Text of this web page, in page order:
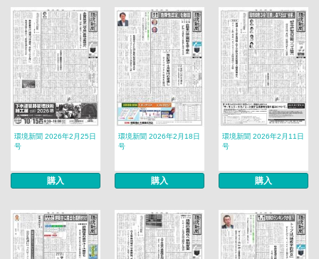
環境新聞 2026年2月25日
号
購入
環境新聞 2026年2月18日
号
購入
環境新聞 2026年2月11日
号
購入